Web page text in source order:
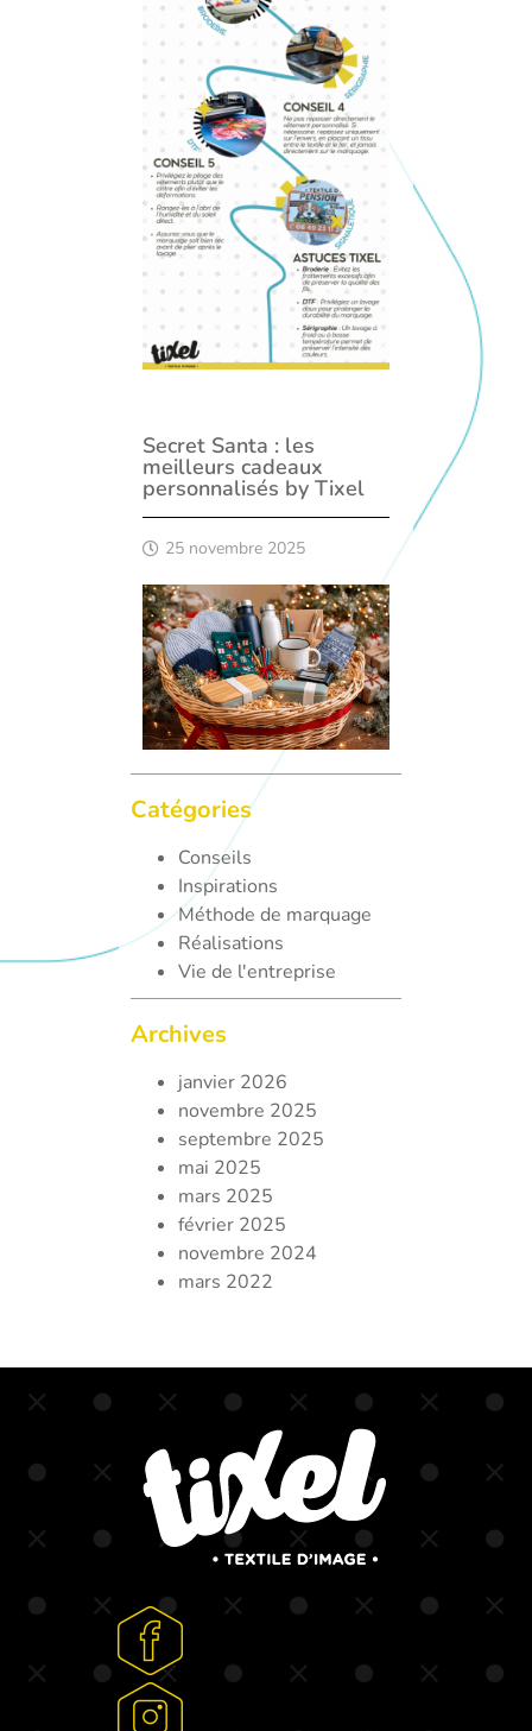
Secret Santa : les
meilleurs cadeaux
personnalisés by Tixel
25 novembre 2025
Catégories
Conseils
Inspirations
Méthode de marquage
Réalisations
Vie de l'entreprise
Archives
janvier 2026
novembre 2025
septembre 2025
mai 2025
mars 2025
février 2025
novembre 2024
mars 2022